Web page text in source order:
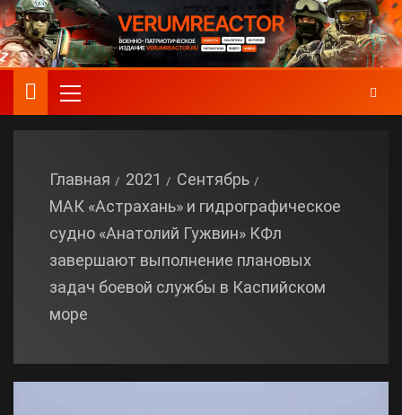
Главная 2021
Сентябрь
МАК «Астрахань» и гидрографическое
судно «Анатолий Гужвин» КФл
завершают выполнение плановых
задач боевой службы в Каспийском
море